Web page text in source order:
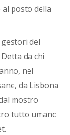
posto della
del
da chi
nel
da Lisbona
mostro
tutto umano